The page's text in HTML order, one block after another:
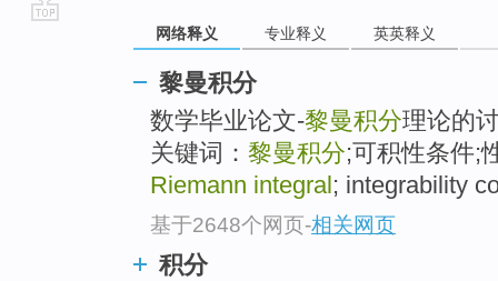
网络释义 专业释义 英英释义
黎曼积分
数学毕业论文-黎曼积分理论的
关键词： 黎曼积分;可积性条件;
Riemann integral ; integrability
基于2648个网页-相关网页
积分